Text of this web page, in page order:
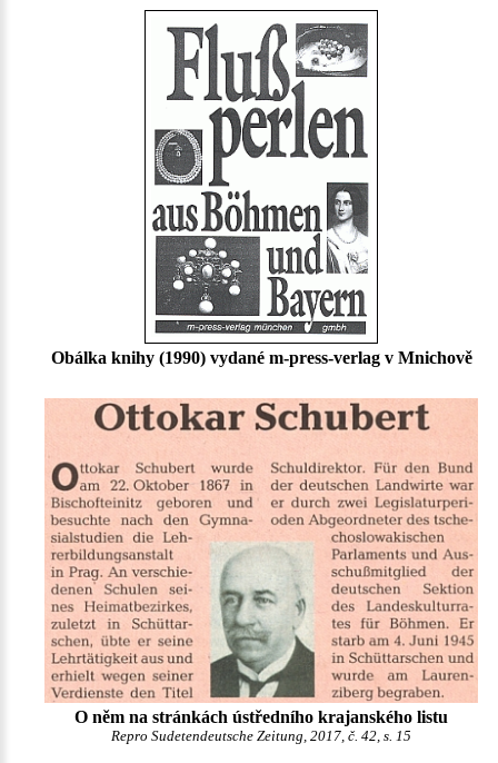
Obálka knihy (1990) vydané m-press-verlag v Mnichově
O něm na stránkách ústředního krajanského listu
Repro Sudetendeutsche Zeitung, 2017, č. 42, s. 15